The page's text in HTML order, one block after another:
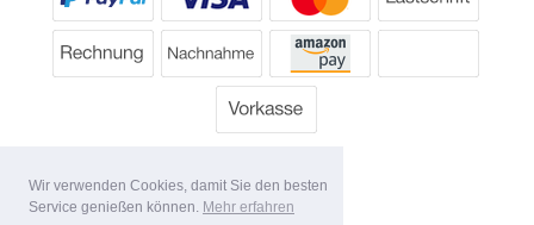
Wir verwenden Cookies, damit Sie den besten
Service genießen können. Mehr erfahren